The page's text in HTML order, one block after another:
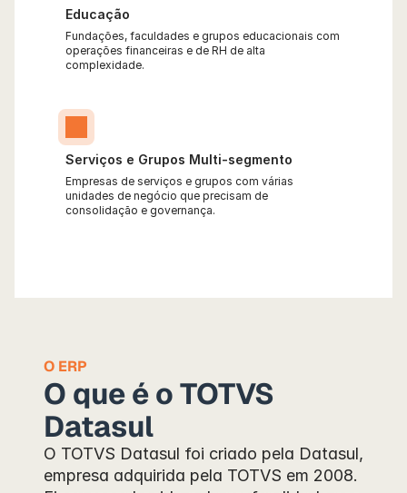
Educação
Fundações, faculdades e grupos educacionais com
operações financeiras e de RH de alta
complexidade.
Serviços e Grupos Multi-segmento
Empresas de serviços e grupos com várias
unidades de negócio que precisam de
consolidação e governança.
O ERP
O que é o TOTVS
Datasul
O TOTVS Datasul foi criado pela Datasul,
empresa adquirida pela TOTVS em 2008.